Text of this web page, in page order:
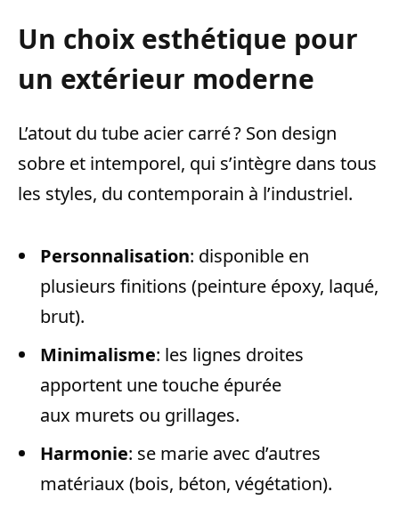
Un choix esthétique pour
un extérieur moderne
L’atout du tube acier carré ? Son design
sobre et intemporel, qui s’intègre dans tous
les styles, du contemporain à l’industriel.
Personnalisation: disponible en
plusieurs finitions (peinture époxy, laqué,
brut).
Minimalisme: les lignes droites
apportent une touche épurée
aux murets ou grillages.
Harmonie: se marie avec d’autres
matériaux (bois, béton, végétation).